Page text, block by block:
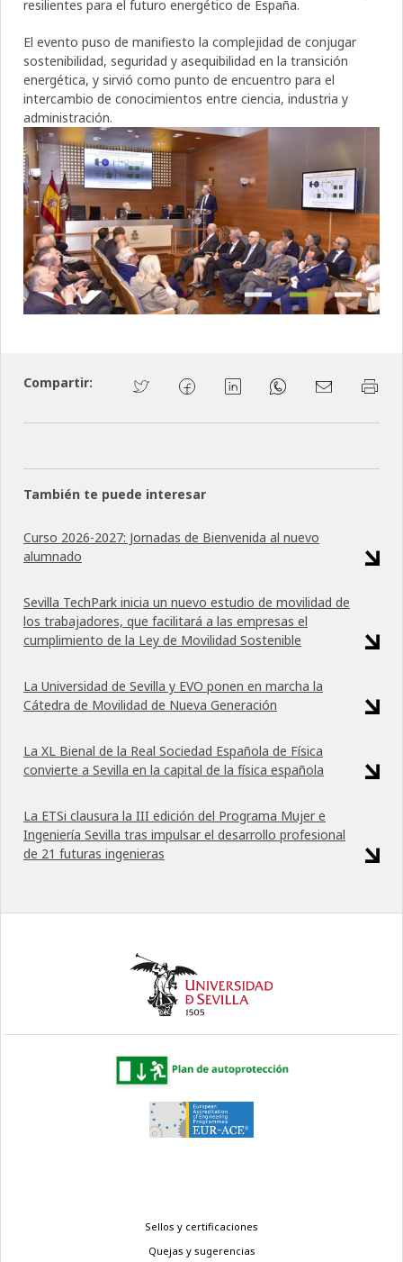
resilientes para el futuro energético de España.
El evento puso de manifiesto la complejidad de conjugar
sostenibilidad, seguridad y asequibilidad en la transición
energética, y sirvió como punto de encuentro para el
intercambio de conocimientos entre ciencia, industria y
administración.
Previous Next
Compartir:
También te puede interesar
Curso 2026-2027: Jornadas de Bienvenida al nuevo
alumnado
Sevilla TechPark inicia un nuevo estudio de movilidad de
los trabajadores, que facilitará a las empresas el
cumplimiento de la Ley de Movilidad Sostenible
La Universidad de Sevilla y EVO ponen en marcha la
Cátedra de Movilidad de Nueva Generación
La XL Bienal de la Real Sociedad Española de Física
convierte a Sevilla en la capital de la física española
La ETSi clausura la III edición del Programa Mujer e
Ingeniería Sevilla tras impulsar el desarrollo profesional
de 21 futuras ingenieras
Sellos y certificaciones
Quejas y sugerencias